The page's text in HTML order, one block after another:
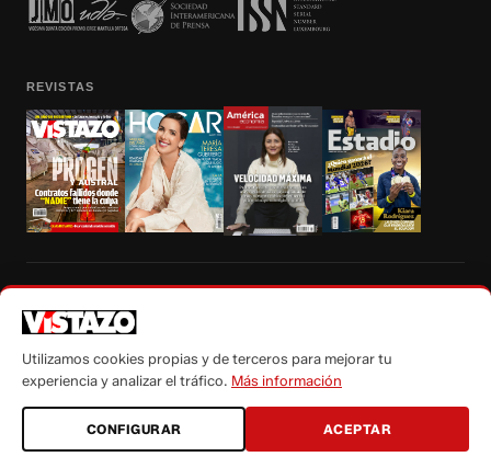
REVISTAS
autorización escrita de su titular, de todos los contenidos de Vistazo.com.
Utilizamos cookies propias y de terceros para mejorar tu
experiencia y analizar el tráfico. Más información
CONFIGURAR ACEPTAR